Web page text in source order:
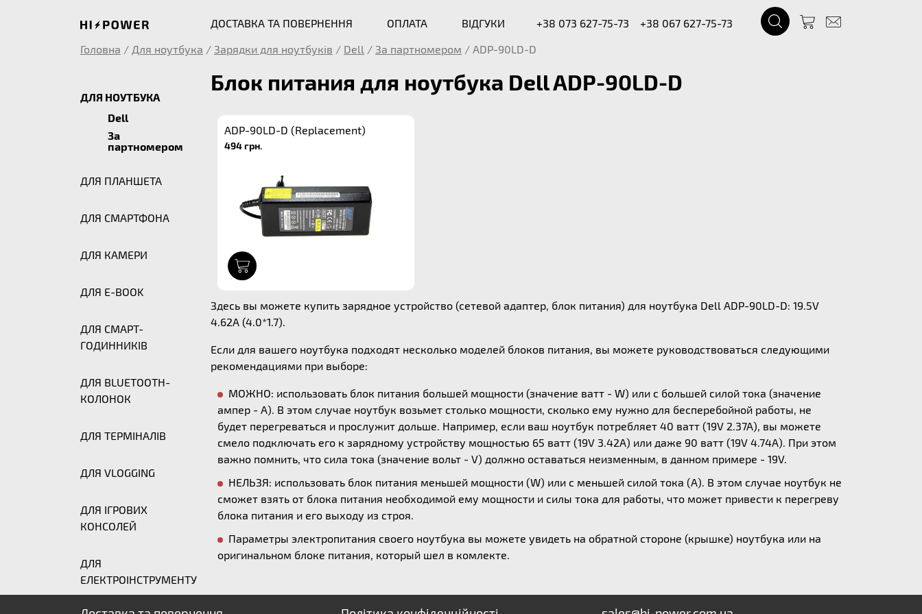
ДОСТАВКА ТА ПОВЕРНЕННЯ ОПЛАТА ВІДГУКИ +38 073 627-75-73
+38 067 627-75-73
Головна / Для ноутбука / Зарядки для ноутбуків / Dell / За партномером / ADP-90LD-D
ДЛЯ НОУТБУКА
Dell
За
партномером
ДЛЯ ПЛАНШЕТА
ДЛЯ СМАРТФОНА
ДЛЯ КАМЕРИ
ДЛЯ E-BOOK
ДЛЯ СМАРТ-
ГОДИННИКІВ
ДЛЯ BLUETOOTH-
КОЛОНОК
ДЛЯ ТЕРМІНАЛІВ
ДЛЯ VLOGGING
ДЛЯ ІГРОВИХ
КОНСОЛЕЙ
ДЛЯ
ЕЛЕКТРОІНСТРУМЕНТУ
Блок питания для ноутбука Dell ADP-90LD-D
ADP-90LD-D (Replacement)
494 грн.
Здесь вы можете купить зарядное устройство (сетевой адаптер, блок питания) для ноутбука Dell ADP-90LD-D: 19.5V
4.62A (4.0*1.7).
Если для вашего ноутбука подходят несколько моделей блоков питания, вы можете руководствоваться следующими
рекомендациями при выборе:
МОЖНО: использовать блок питания большей мощности (значение ватт - W) или с большей силой тока (значение
ампер - А). В этом случае ноутбук возьмет столько мощности, сколько ему нужно для бесперебойной работы, не
будет перегреваться и прослужит дольше. Например, если ваш ноутбук потребляет 40 ватт (19V 2.37A), вы можете
смело подключать его к зарядному устройству мощностью 65 ватт (19V 3.42A) или даже 90 ватт (19V 4.74A). При этом
важно помнить, что сила тока (значение вольт - V) должно оставаться неизменным, в данном примере - 19V.
НЕЛЬЗЯ: использовать блок питания меньшей мощности (W) или с меньшей силой тока (А). В этом случае ноутбук не
сможет взять от блока питания необходимой ему мощности и силы тока для работы, что может привести к перегреву
блока питания и его выходу из строя.
Параметры электропитания своего ноутбука вы можете увидеть на обратной стороне (крышке) ноутбука или на
оригинальном блоке питания, который шел в комлекте.